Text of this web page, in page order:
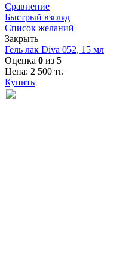
Сравнение
Быстрый взгляд
Список желаний
Закрыть
Гель лак Diva 052, 15 мл
Оценка 0 из 5
Цена: 2 500 тг.
Купить